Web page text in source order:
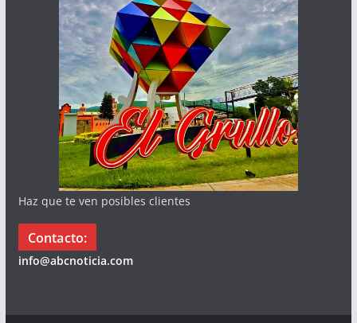
Haz que te ven posibles clientes
Contacto:
info@abcnoticia.com